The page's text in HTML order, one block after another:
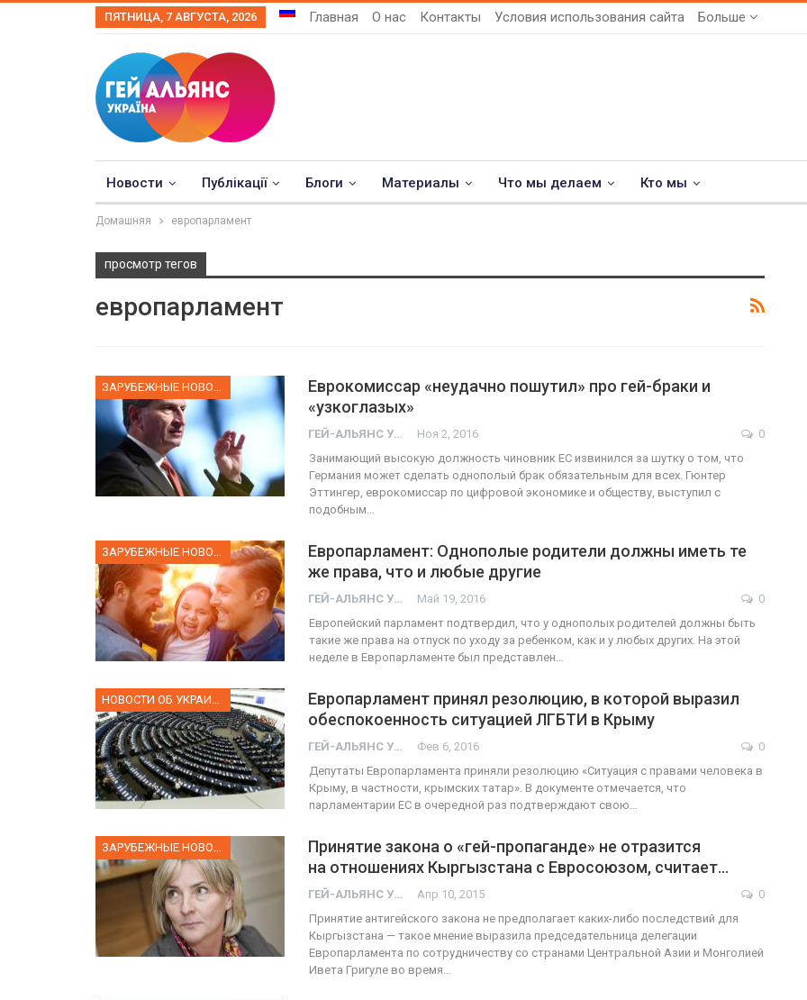
ПЯТНИЦА, 7 АВГУСТА, 2026 Главная О нас Контакты Условия использования сайта Больше
Новости Публікації Блоги Материалы Что мы делаем Кто мы
Домашняя европарламент
просмотр тегов
европарламент
Еврокомиссар «неудачно пошутил» про гей-браки и
«узкоглазых»
ГЕЙ-АЛЬЯНС УКРАИНА Ноя 2, 2016
0
Занимающий высокую должность чиновник ЕС извинился за шутку о том, что
Германия может сделать однополый брак обязательным для всех. Гюнтер
Эттингер, еврокомиссар по цифровой экономике и обществу, выступил с
подобным…
Европарламент: Однополые родители должны иметь те
же права, что и любые другие
ГЕЙ-АЛЬЯНС УКРАИНА Май 19, 2016
0
Европейский парламент подтвердил, что у однополых родителей должны быть
такие же права на отпуск по уходу за ребенком, как и у любых других. На этой
неделе в Европарламенте был представлен…
Европарламент принял резолюцию, в которой выразил
обеспокоенность ситуацией ЛГБТИ в Крыму
ГЕЙ-АЛЬЯНС УКРАИНА Фев 6, 2016
0
Депутаты Европарламента приняли резолюцию «Ситуация с правами человека в
Крыму, в частности, крымских татар». В документе отмечается, что
парламентарии ЕС в очередной раз подтверждают свою…
Принятие закона о «гей-пропаганде» не отразится
на отношениях Кыргызстана с Евросоюзом, считает…
ГЕЙ-АЛЬЯНС УКРАИНА Апр 10, 2015
0
Принятие антигейского закона не предполагает каких-либо последствий для
Кыргызстана — такое мнение выразила председательница делегации
Европарламента по сотрудничеству со странами Центральной Азии и Монголией
Ивета Григуле во время…
ФОТО
Прайд в Тель-Авиве собрал 200
тысяч участников
Июн 10, 2017 0
ФОТО
ГЕЙ-АЛЬЯНС УКРАИНА Июл 27, 2017 0